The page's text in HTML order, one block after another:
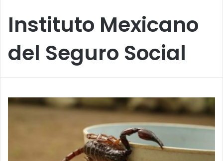
Instituto Mexicano
del Seguro Social